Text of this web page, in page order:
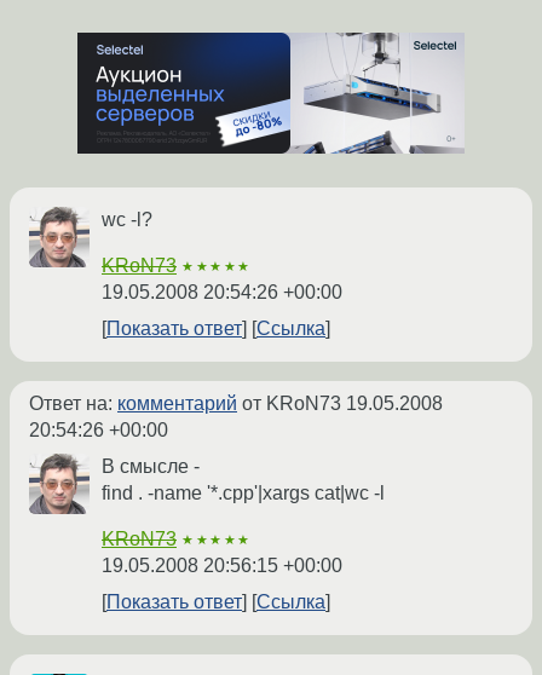
wc -l?
KRoN73 ★★★★★
19.05.2008 20:54:26 +00:00
Показать ответ
Ссылка
Ответ на: комментарий от KRoN73 19.05.2008
20:54:26 +00:00
В смысле -
find . -name '*.cpp'|xargs cat|wc -l
KRoN73 ★★★★★
19.05.2008 20:56:15 +00:00
Показать ответ
Ссылка